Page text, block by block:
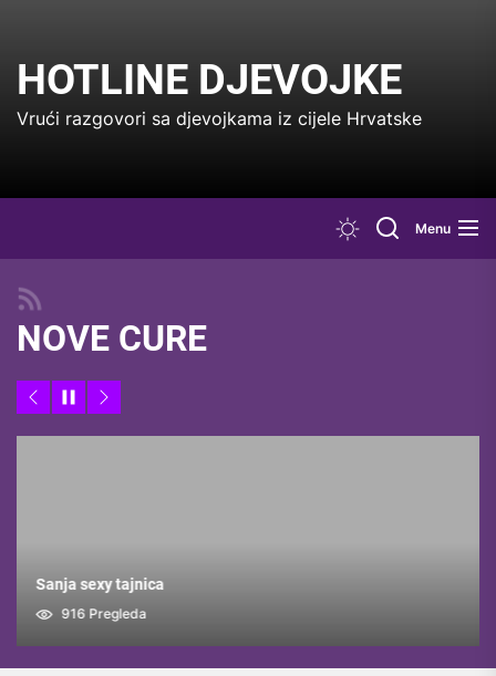
the
content
HOTLINE DJEVOJKE
Vrući razgovori sa djevojkama iz cijele Hrvatske
Menu
NOVE CURE
Sanja sexy tajnica
916Pregleda